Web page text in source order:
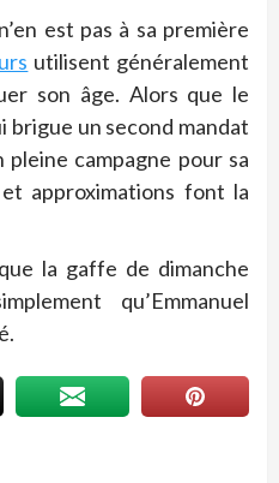
est pas à sa première
utilisent généralement
son âge. Alors que le
brigue un second mandat
campagne pour sa
approximations font la
la gaffe de dimanche
qu’Emmanuel